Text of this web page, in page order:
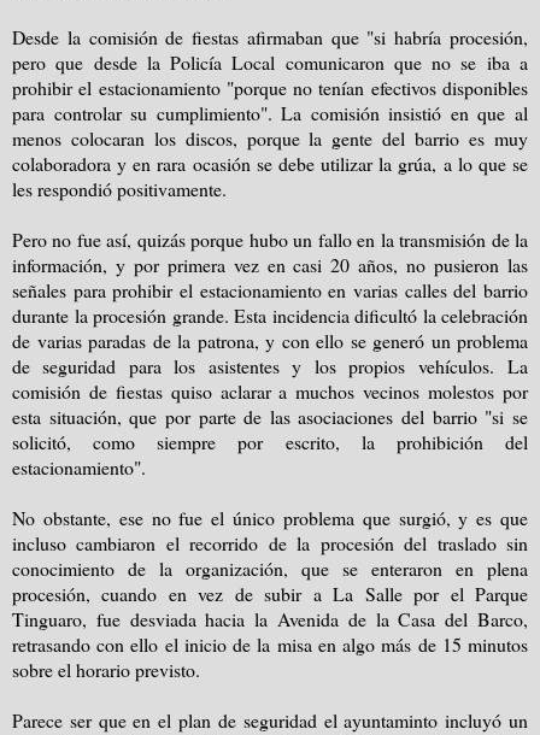
Desde la comisión de fiestas afirmaban que "si habría procesión,
pero que desde la Policía Local comunicaron que no se iba a
prohibir el estacionamiento "porque no tenían efectivos disponibles
para controlar su cumplimiento". La comisión insistió en que al
menos colocaran los discos, porque la gente del barrio es muy
colaboradora y en rara ocasión se debe utilizar la grúa, a lo que se
les respondió positivamente.
Pero no fue así, quizás porque hubo un fallo en la transmisión de la
información, y por primera vez en casi 20 años, no pusieron las
señales para prohibir el estacionamiento en varias calles del barrio
durante la procesión grande. Esta incidencia dificultó la celebración
de varias paradas de la patrona, y con ello se generó un problema
de seguridad para los asistentes y los propios vehículos. La
comisión de fiestas quiso aclarar a muchos vecinos molestos por
esta situación, que por parte de las asociaciones del barrio "si se
solicitó, como siempre por escrito, la prohibición del
estacionamiento".
No obstante, ese no fue el único problema que surgió, y es que
incluso cambiaron el recorrido de la procesión del traslado sin
conocimiento de la organización, que se enteraron en plena
procesión, cuando en vez de subir a La Salle por el Parque
Tinguaro, fue desviada hacia la Avenida de la Casa del Barco,
retrasando con ello el inicio de la misa en algo más de 15 minutos
sobre el horario previsto.
Parece ser que en el plan de seguridad el ayuntaminto incluyó un